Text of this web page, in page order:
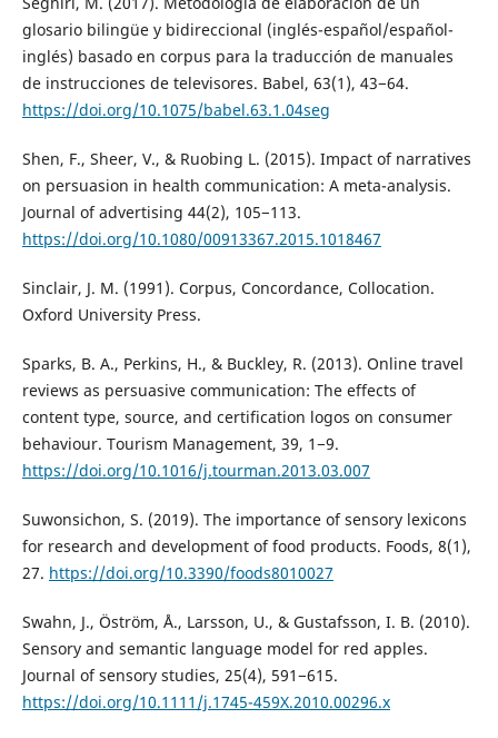
glosario bilingüe y bidireccional (inglés-español/español-
inglés) basado en corpus para la traducción de manuales
de instrucciones de televisores. Babel, 63(1), 43−64.
https://doi.org/10.1075/babel.63.1.04seg
Shen, F., Sheer, V., & Ruobing L. (2015). Impact of narratives
on persuasion in health communication: A meta-analysis.
Journal of advertising 44(2), 105−113.
https://doi.org/10.1080/00913367.2015.1018467
Sinclair, J. M. (1991). Corpus, Concordance, Collocation.
Oxford University Press.
Sparks, B. A., Perkins, H., & Buckley, R. (2013). Online travel
reviews as persuasive communication: The effects of
content type, source, and certification logos on consumer
behaviour. Tourism Management, 39, 1−9.
https://doi.org/10.1016/j.tourman.2013.03.007
Suwonsichon, S. (2019). The importance of sensory lexicons
for research and development of food products. Foods, 8(1),
27. https://doi.org/10.3390/foods8010027
Swahn, J., Öström, Å., Larsson, U., & Gustafsson, I. B. (2010).
Sensory and semantic language model for red apples.
Journal of sensory studies, 25(4), 591−615.
https://doi.org/10.1111/j.1745-459X.2010.00296.x